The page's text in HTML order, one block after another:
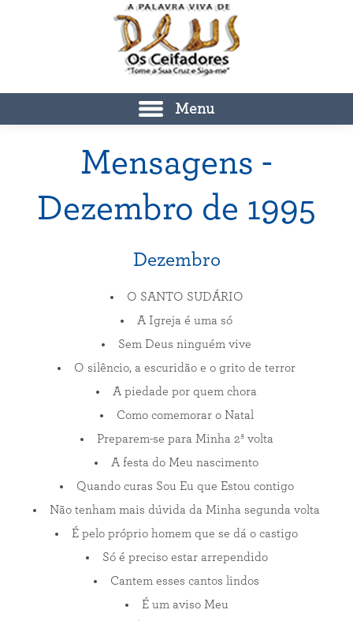
Menu
Mensagens -
Dezembro de 1995
Dezembro
O SANTO SUDÁRIO
A Igreja é uma só
Sem Deus ninguém vive
O silêncio, a escuridão e o grito de terror
A piedade por quem chora
Como comemorar o Natal
Preparem-se para Minha 2ª volta
A festa do Meu nascimento
Quando curas Sou Eu que Estou contigo
Não tenham mais dúvida da Minha segunda volta
É pelo próprio homem que se dá o castigo
Só é preciso estar arrependido
Cantem esses cantos lindos
É um aviso Meu